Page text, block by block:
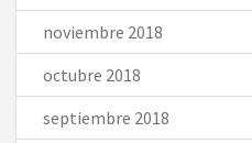
noviembre 2018
octubre 2018
septiembre 2018